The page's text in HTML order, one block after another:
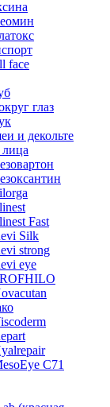
face
глаз
и декольте
Fast
Silk
strong
eye
C71